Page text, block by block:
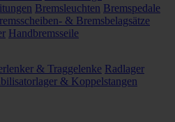
Bremsleuchten Bremspedale
& Bremsbelagsätze
Handbremsseile
& Traggelenke Radlager
& Koppelstangen